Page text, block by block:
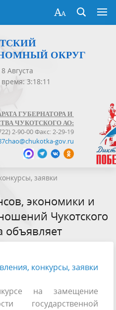
ОКРУГ
Августа
3:18:11
ГУБЕРНАТОРА И
ЧУКОТСКОГО АО:
2-90-00 Факс: 2-29-19
gov.ru
заявки
экономики и
Чукотского
объявляет
конкурсы, заявки
на замещение
государственной